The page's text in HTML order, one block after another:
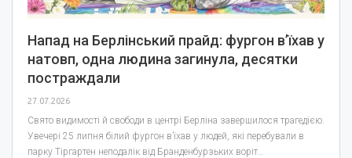
Напад на Берлінський прайд: фургон в’їхав у
натовп, одна людина загинула, десятки
постраждали
27.07.2026
Свято видимості й свободи в центрі Берліна завершилося трагедією.
Увечері 25 липня білий фургон в’їхав у людей, які перебували в
парку Тіргартен неподалік від Бранденбурзьких воріт…